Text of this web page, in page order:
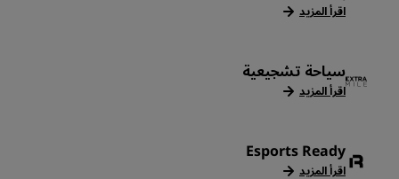
اقرأ المزيد
سياحة تشجيعية
اقرأ المزيد
Esports Ready
اقرأ المزيد